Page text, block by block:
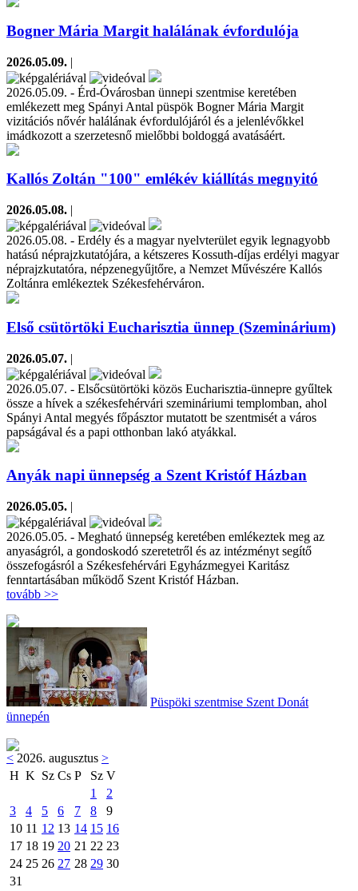
Bogner Mária Margit halálának évfordulója
2026.05.09. |
2026.05.09. - Érd-Óvárosban ünnepi szentmise keretében
emlékezett meg Spányi Antal püspök Bogner Mária Margit
vizitációs nővér halálának évfordulójáról és a jelenlévőkkel
imádkozott a szerzetesnő mielőbbi boldoggá avatásáért.
Kallós Zoltán "100" emlékév kiállítás megnyitó
2026.05.08. |
2026.05.08. - Erdély és a magyar nyelvterület egyik legnagyobb
hatású néprajzkutatójára, a kétszeres Kossuth-díjas erdélyi magyar
néprajzkutatóra, népzenegyűjtőre, a Nemzet Művészére Kallós
Zoltánra emlékeztek Székesfehérváron.
Első csütörtöki Eucharisztia ünnep (Szeminárium)
2026.05.07. |
2026.05.07. - Elsőcsütörtöki közös Eucharisztia-ünnepre gyűltek
össze a hívek a székesfehérvári szemináriumi templomban, ahol
Spányi Antal megyés főpásztor mutatott be szentmisét a város
papságával és a papi otthonban lakó atyákkal.
Anyák napi ünnepség a Szent Kristóf Házban
2026.05.05. |
2026.05.05. - Megható ünnepség keretében emlékeztek meg az
anyaságról, a gondoskodó szeretetről és az intézményt segítő
összefogásról a Székesfehérvári Egyházmegyei Karitász
fenntartásában működő Szent Kristóf Házban.
tovább >>
Püspöki szentmise Szent Donát
ünnepén
< 2026. augusztus >
H K Sz Cs P Sz V
1
2
3
4 5 6 7 8
9
10 11 12 13 14 15 16
17 18 19 20 21 22 23
24 25 26 27 28 29 30
31